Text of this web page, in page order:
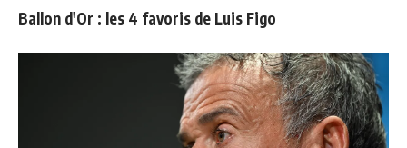
Ballon d'Or : les 4 favoris de Luis Figo